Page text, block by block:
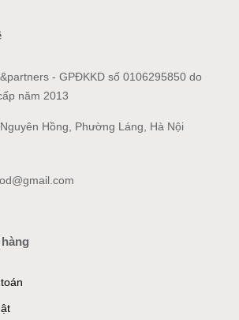
- GPĐKKD số 0106295850 do
năm 2013
Hồng, Phường Láng, Hà Nội